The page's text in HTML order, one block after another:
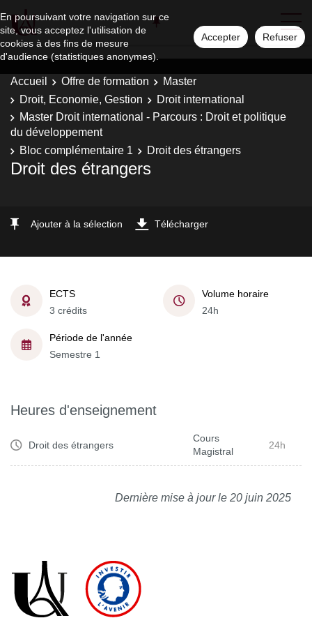
En poursuivant votre navigation sur ce
site, vous acceptez l'utilisation de
cookies à des fins de mesure
d'audience (statistiques anonymes).
Accepter Refuser
Accueil Offre de formation
Master
Droit, Economie, Gestion
Droit international
Master Droit international - Parcours : Droit et politique
du développement
Bloc complémentaire 1
Droit des étrangers
Droit des étrangers
Ajouter à la sélection Télécharger
ECTS
3 crédits
Volume horaire
24h
Période de l'année
Semestre 1
Heures d'enseignement
Droit des étrangers
Cours
Magistral
24h
Dernière mise à jour le 20 juin 2025